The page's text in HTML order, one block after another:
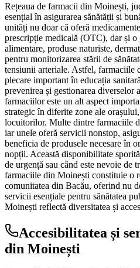
Rețeaua de farmacii din Moinești,
esențial în asigurarea sănătății și
unități nu doar că oferă
prescripție medicală (OTC), dar și o
alimentare, produse naturiste,
pentru monitorizarea stării de
tensiunii arteriale. Astfel, farmaciile
plecare important în educația
prevenirea și gestionarea diverselor
farmaciilor este un alt aspect
strategic în diferite zone ale
locuitorilor. Multe dintre farmaciile
iar unele oferă servicii nonstop,
beneficia de produsele necesare în
nopții. Această disponibilitate
de urgență sau când este nevoie de
farmaciile din Moinești constituie o
comunitatea din Bacău, oferind nu
servicii esențiale pentru sănătatea
Moinești reflectă diversitatea și acces
Accesibilitatea și
din Moinești